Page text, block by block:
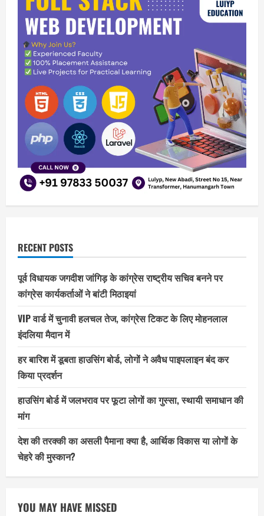
RECENT POSTS
पूर्व विधायक जगदीश जांगिड़ के कांग्रेस राष्ट्रीय सचिव बनने पर
कांग्रेस कार्यकर्ताओं ने बांटी मिठाइयां
VIP वार्ड में चुनावी हलचल तेज, कांग्रेस टिकट के लिए मोहनलाल
इंदलिया मैदान में
हर बारिश में डूबता हाउसिंग बोर्ड, लोगों ने अवैध पाइपलाइन बंद कर
किया प्रदर्शन
हाउसिंग बोर्ड में जलभराव पर फूटा लोगों का गुस्सा, स्थायी समाधान की
मांग
देश की तरक्की का असली पैमाना क्या है, आर्थिक विकास या लोगों के
चेहरे की मुस्कान?
YOU MAY HAVE MISSED